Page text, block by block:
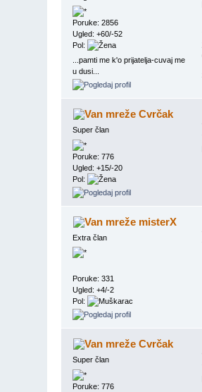
Poruke: 2856
Ugled: +60/-52
Pol:
...pamti me k'o prijatelja-cuvaj me
u dusi...
Cvrčak
Super član
Poruke: 776
Ugled: +15/-20
Pol:
misterX
Extra član
Poruke: 331
Ugled: +4/-2
Pol:
Cvrčak
Super član
Poruke: 776